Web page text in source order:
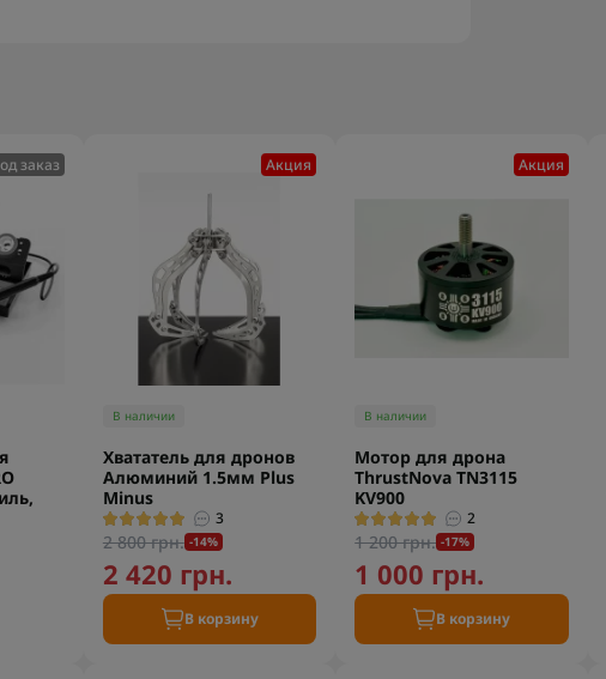
заказ Акция
В наличии
Хвататель для дронов
Алюминий 1.5мм Plus
Minus
3
2 800 грн. -14%
2 420 грн.
В корзину
Акция
В наличии
Мотор для дрона
ThrustNova TN3115
KV900
2
1 200 грн. -17%
1 000 грн.
В корзину